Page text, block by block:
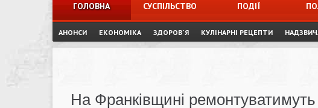
ГОЛОВНА СУСПІЛЬСТВО ПОДІЇ
АНОНСИ ЕКОНОМІКА ЗДОРОВ`Я КУЛІНАРНІ РЕЦЕПТИ
На Франківщині